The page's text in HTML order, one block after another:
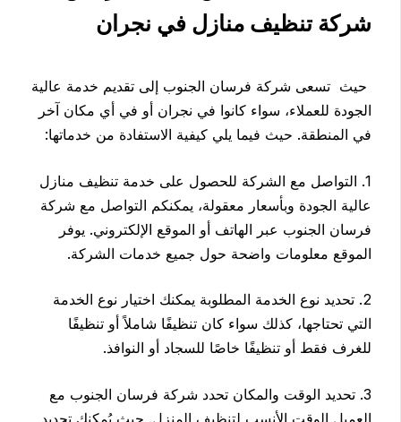
شركة تنظيف منازل في نجران
حيث تسعى شركة فرسان الجنوب إلى تقديم خدمة عالية
الجودة للعملاء، سواء كانوا في نجران أو في أي مكان آخر
في المنطقة. حيث فيما يلي كيفية الاستفادة من خدماتها:
1. التواصل مع الشركة للحصول على خدمة تنظيف منازل
عالية الجودة وبأسعار معقولة، يمكنكم التواصل مع شركة
فرسان الجنوب عبر الهاتف أو الموقع الإلكتروني. يوفر
الموقع معلومات واضحة حول جميع خدمات الشركة.
2. تحديد نوع الخدمة المطلوبة يمكنك اختيار نوع الخدمة
التي تحتاجها، كذلك سواء كان تنظيفًا شاملاً أو تنظيفًا
للغرف فقط أو تنظيفًا خاصًا للسجاد أو النوافذ.
3. تحديد الوقت والمكان تحدد شركة فرسان الجنوب مع
العميل الوقت الأنسب لتنظيف المنزل. حيث يُمكنك تحديد